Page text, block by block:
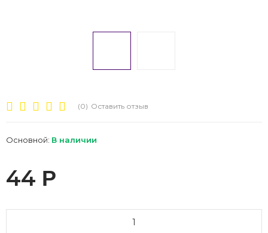
(0) Оставить отзыв
Основной: В наличии
44 Р